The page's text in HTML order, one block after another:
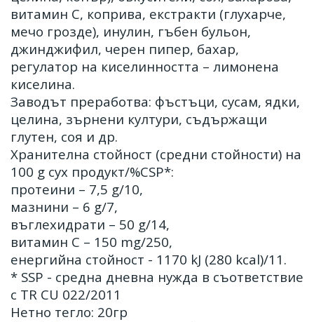
витамин С, коприва, екстракти (глухарче,
мечо грозде), инулин, гъбен бульон,
джинджифил, черен пипер, бахар,
регулатор на киселинността – лимонена
киселина.
Заводът преработва: фъстъци, сусам, ядки,
целина, зърнени култури, съдържащи
глутен, соя и др.
Хранителна стойност (средни стойности) на
100 g сух продукт/%CSP*:
протеини – 7,5 g/10,
мазнини – 6 g/7,
въглехидрати – 50 g/14,
витамин С – 150 mg/250,
енергийна стойност - 1170 kJ (280 kcal)/11.
* SSP - средна дневна нужда в съответствие
с TR CU 022/2011
Нетно тегло: 20гр